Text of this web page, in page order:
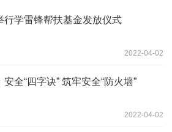
行学雷锋帮扶基金发放仪式
2022-04-02
全“四字诀” 筑牢安全“防火墙”
2022-04-02